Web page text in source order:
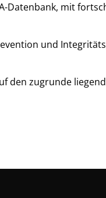
Datenbank, mit
und
den zugrunde